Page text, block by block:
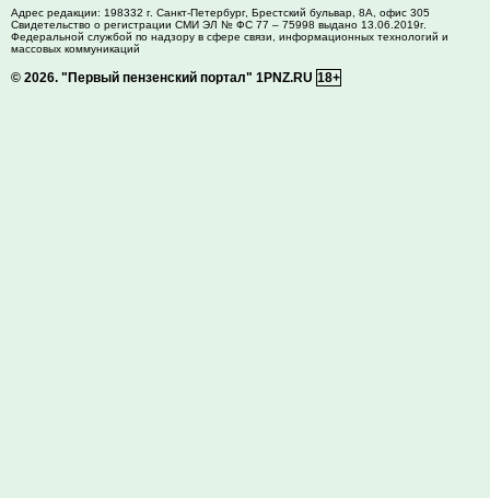
Адрес редакции: 198332 г. Санкт-Петербург, Брестский бульвар, 8А, офис 305
Свидетельство о регистрации СМИ ЭЛ № ФС 77 – 75998 выдано 13.06.2019г.
Федеральной службой по надзору в сфере связи, информационных технологий и
массовых коммуникаций
© 2026. "Первый пензенский портал" 1PNZ.RU 18+